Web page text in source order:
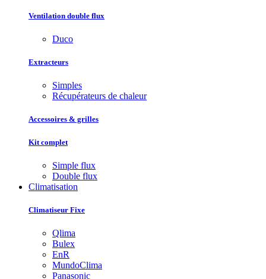
Ventilation double flux
Duco
Extracteurs
Simples
Récupérateurs de chaleur
Accessoires & grilles
Kit complet
Simple flux
Double flux
Climatisation
Climatiseur Fixe
Qlima
Bulex
EnR
MundoClima
Panasonic